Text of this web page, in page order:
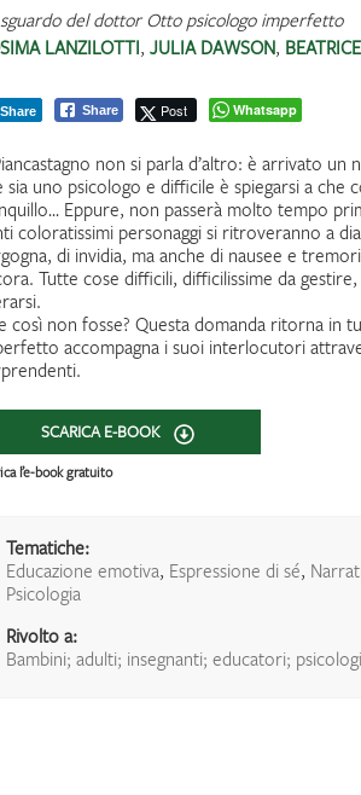
del dottor Otto psicologo imperfetto
LANZILOTTI, JULIA DAWSON,
Share Post
Share Whatsapp
non si parla d’altro: è arrivato
sia uno psicologo e difficile è spiegarsi a che
Eppure, non passerà molto tempo
coloratissimi personaggi si ritroveranno a
di invidia, ma anche di nausee e
Tutte cose difficili, difficilissime da
così non fosse? Questa domanda ritorna in
accompagna i suoi interlocutori
SCARICA E-BOOK
l’e-book gratuito
Tematiche:
Educazione emotiva, Espressione di sé,
Psicologia
Rivolto a:
Bambini; adulti; insegnanti; educatori; psicologi